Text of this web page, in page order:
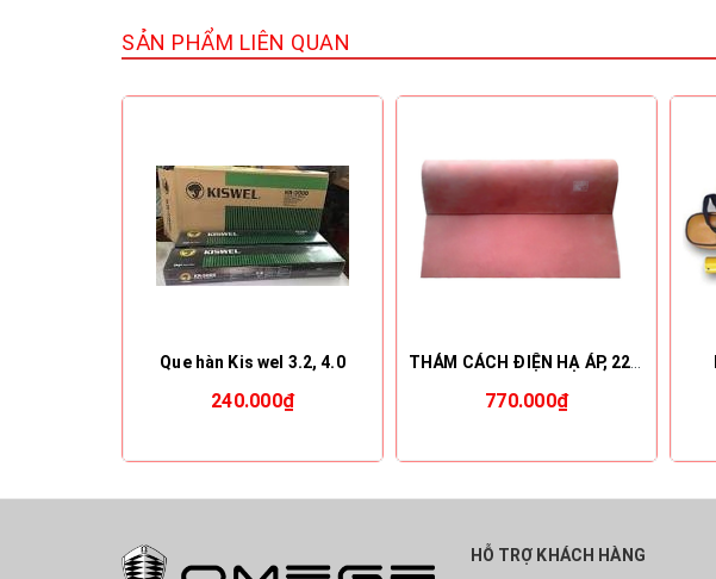
SẢN PHẨM LIÊN QUAN
Que hàn Kis wel 3.2, 4.0
240.000₫ 770.000₫
HỖ TRỢ KHÁCH HÀNG